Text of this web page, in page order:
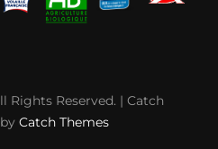
Rights Reserved. | Catch
Catch Themes